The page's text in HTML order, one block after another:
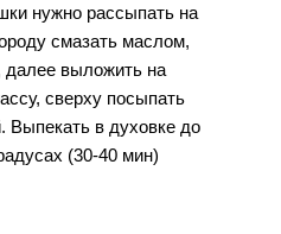
нужно рассыпать на
смазать маслом,
далее выложить на
сверху посыпать
Выпекать в духовке до
(30-40 мин)